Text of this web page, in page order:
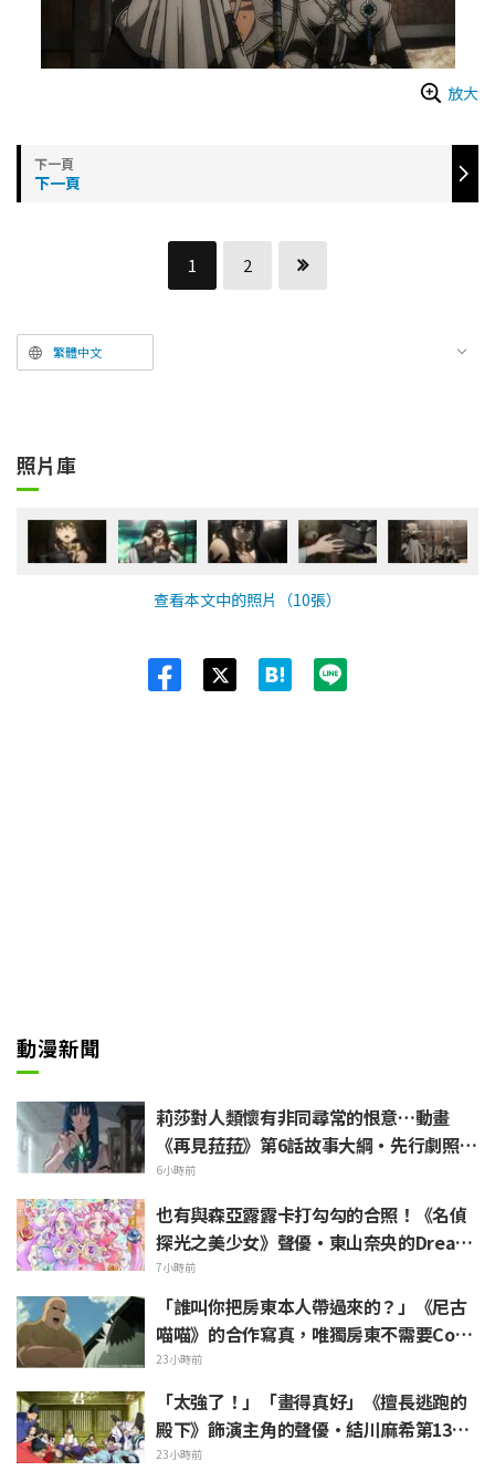
放大
下一頁
1 2
繁體中文
照片庫
查看本文中的照片（10張）
動漫新聞
莉莎對人類懷有非同尋常的恨意…動畫
《再見菈菈》第6話故事大綱・先行劇照公
開
6小時前
也有與森亞露露卡打勾勾的合照！《名偵
探光之美少女》聲優・東山奈央的Dream
Stage觀覧報告引發「是奥祕·暗影天使
啊」的反響
7小時前
「誰叫你把房東本人帶過來的？」《尼古
喵喵》的合作寫真，唯獨房東不需要Cosp
lay引發熱議
23小時前
「太強了！」「畫得真好」《擅長逃跑的
殿下》飾演主角的聲優·結川麻希第13集
ED插畫獲高度讚賞
23小時前